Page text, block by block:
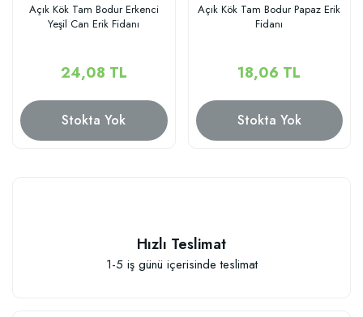
Açık Kök Tam Bodur Erkenci
Yeşil Can Erik Fidanı
24,08 TL
Stokta Yok
Açık Kök Tam Bodur Papaz Erik
Fidanı
18,06 TL
Stokta Yok
Hızlı Teslimat
1-5 iş günü içerisinde teslimat